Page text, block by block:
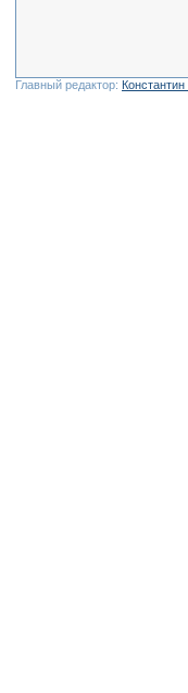
Главный редактор: